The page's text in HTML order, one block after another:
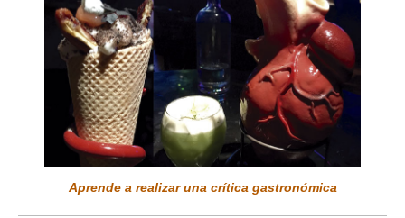
Aprende a realizar una crítica gastronómica